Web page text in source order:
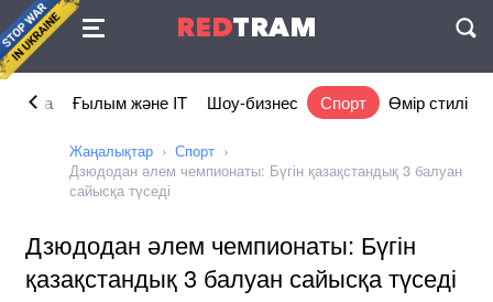
REDTRAM
Келісімі
Ғылым және IT Шоу-бизнес Спорт Өмір стилі
Жаңалықтар
Спорт
Дзюдодан әлем чемпионаты: Бүгін қазақстандық 3 балуан
сайысқа түседі
Дзюдодан әлем чемпионаты: Бүгін
қазақстандық 3 балуан сайысқа түседі